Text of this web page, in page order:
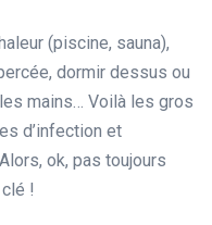
(piscine, sauna),
dormir dessus ou
mains… Voilà les gros
d’infection et
ok, pas toujours
!